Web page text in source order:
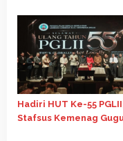
Persatuan Bangsa
Hadiri HUT Ke-55
Stafsus Kemenag